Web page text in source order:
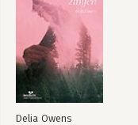
Delia Owens